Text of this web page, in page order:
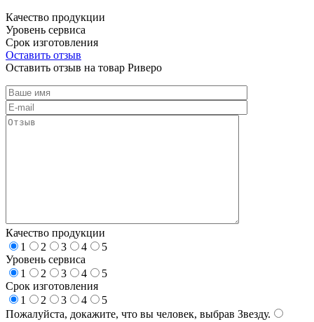
Качество продукции
Уровень сервиса
Срок изготовления
Оставить отзыв
Оставить отзыв на товар Риверо
Качество продукции
1
2 3 4
5
Уровень сервиса
1
2 3 4
5
Срок изготовления
1
2 3 4
5
Пожалуйста, докажите, что вы человек, выбрав Звезду.